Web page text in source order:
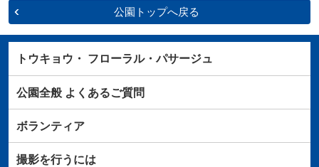
公園トップへ戻る
トウキョウ・ フローラル・パサージュ
公園全般よくあるご質問
ボランティア
撮影を行うには